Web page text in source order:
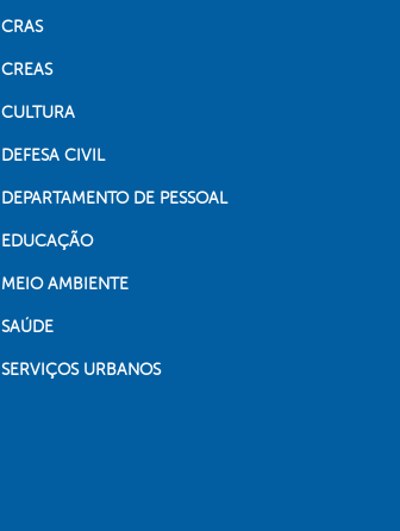
CRAS
CREAS
CULTURA
DEFESA CIVIL
DEPARTAMENTO DE PESSOAL
EDUCAÇÃO
MEIO AMBIENTE
SAÚDE
SERVIÇOS URBANOS